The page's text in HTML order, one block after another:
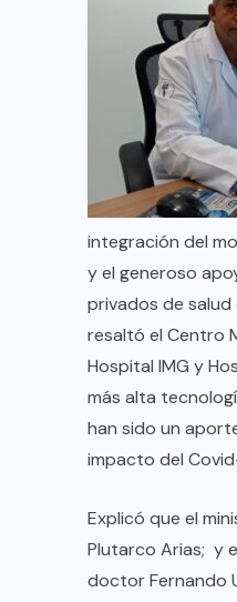
integración del
y el generoso
privados de salud
resaltó el Centro
Hospital IMG y
más alta
han sido un
impacto del
Explicó que el
Plutarco Arias; y
doctor Fernando